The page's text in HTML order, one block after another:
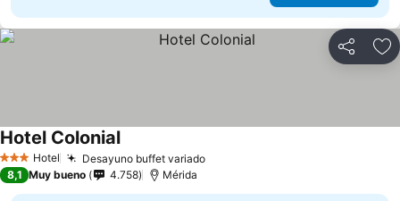
Compartir
3 Estrellas
Hotel Desayuno buffet variado
Hotel Colonial
8,1 Muy bueno 4.758 Mérida